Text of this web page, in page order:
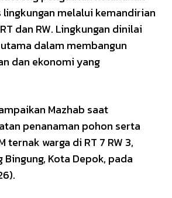
melalui kemandirian
dan RW. Lingkungan dinilai
dalam membangun
dan ekonomi yang
Mazhab saat
penanaman pohon serta
ternak warga di RT 7 RW 3,
Bingung, Kota Depok, pada